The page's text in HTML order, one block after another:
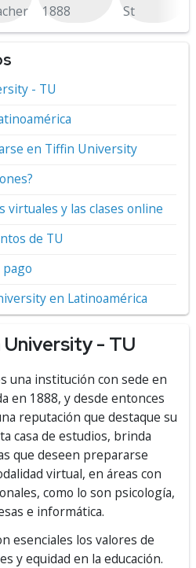
1888
St
- TU
en Tiffin University
virtuales y las clases online
de TU
pago
en Latinoamérica
- TU
una institución con sede en
en 1888, y desde entonces
reputación que destaque su
casa de estudios, brinda
que deseen prepararse
virtual, en áreas con
como lo son psicología,
e informática.
esenciales los valores de
y equidad en la educación.